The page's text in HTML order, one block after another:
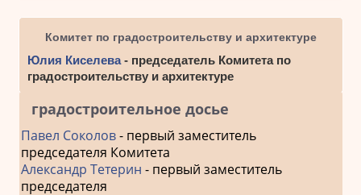
Комитет по градостроительству и архитектуре
Юлия Киселева- председатель Комитета по
градостроительству и архитектуре
градостроительное досье
Павел Соколов- первый заместитель
председателя Комитета
Александр Тетерин - первый заместитель
председателя